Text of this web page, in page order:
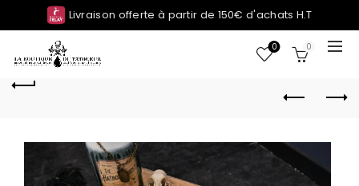
Livraison offerte à partir de 150€ d'achats H.T
0 0